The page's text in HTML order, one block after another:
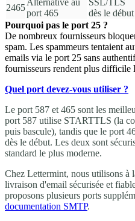
2465
Alternative au
port 465
SSL/TLS
dès le début
Pourquoi pas le port 25 ?
De nombreux fournisseurs
spam. Les spammeurs tentaient
emails via le port 25 sans
fournisseurs rendent plus difficile
Quel port devez-vous utiliser ?
Le port 587 et 465 sont les
port 587 utilise STARTTLS (la
puis bascule), tandis que le port
dès le début. Les deux sont
standard le plus moderne.
Chez Lettermint, nous utilisons à
livraison d'email sécurisée et
proposons plusieurs ports
documentation SMTP.